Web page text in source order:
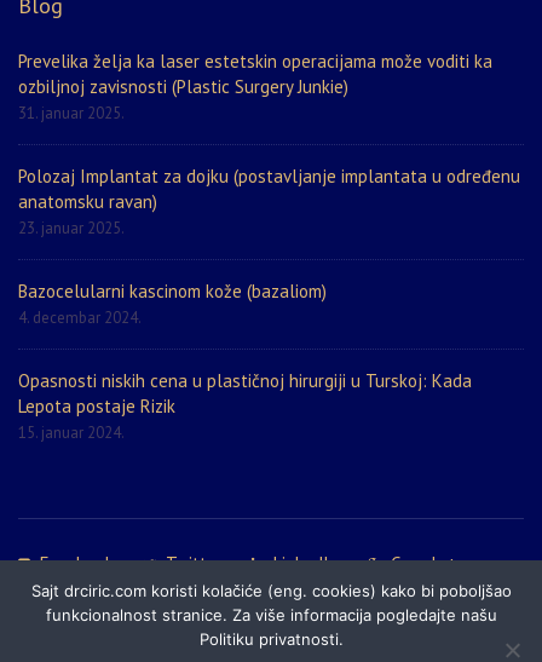
Prevelika želja ka laser estetskin operacijama može voditi ka
ozbiljnoj zavisnosti (Plastic Surgery Junkie)
31. januar 2025.
Polozaj Implantat za dojku (postavljanje implantata u određenu
anatomsku ravan)
23. januar 2025.
Bazocelularni kascinom kože (bazaliom)
4. decembar 2024.
Opasnosti niskih cena u plastičnoj hirurgiji u Turskoj: Kada
Lepota postaje Rizik
15. januar 2024.
Facebook Twitter LinkedIn
Google+
Politika privatnosti
Prijatelji sajta Mapa sajta
Sajt drciric.com koristi kolačiće (eng. cookies) kako bi poboljšao
funkcionalnost stranice. Za više informacija pogledajte našu
Politiku privatnosti.